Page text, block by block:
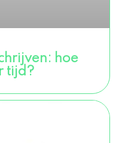
hoe
tijd?